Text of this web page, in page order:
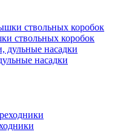
ствольных коробок
насадки